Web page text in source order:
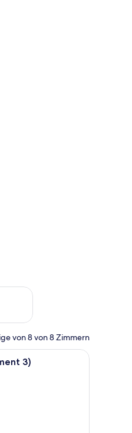
Wochenende, Aug.
von 8 von 8 Zimmern
einer Deckenleuchte.
mit einem großen Bett,
3)